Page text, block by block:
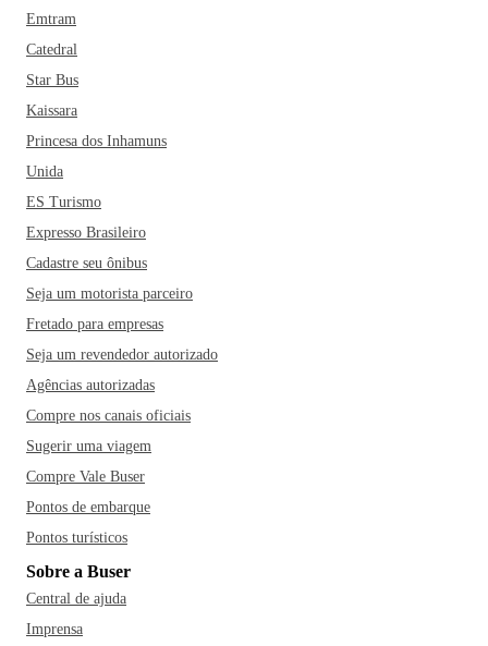
Emtram
Catedral
Star Bus
Kaissara
Princesa dos Inhamuns
Unida
ES Turismo
Expresso Brasileiro
Cadastre seu ônibus
Seja um motorista parceiro
Fretado para empresas
Seja um revendedor autorizado
Agências autorizadas
Compre nos canais oficiais
Sugerir uma viagem
Compre Vale Buser
Pontos de embarque
Pontos turísticos
Sobre a Buser
Central de ajuda
Imprensa